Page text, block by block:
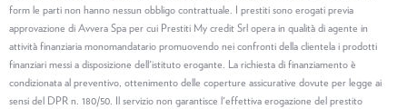
form le parti non hanno nessun obbligo contrattuale. I prestiti sono erogati previa
approvazione di Avvera Spa per cui Prestiti My credit Srl opera in qualità di agente in
attività finanziaria monomandatario promuovendo nei confronti della clientela i prodotti
finanziari messi a disposizione dell'istituto erogante. La richiesta di finanziamento è
condizionata al preventivo, ottenimento delle coperture assicurative dovute per legge ai
sensi del DPR n. 180/50. Il servizio non garantisce l'effettiva erogazione del prestito